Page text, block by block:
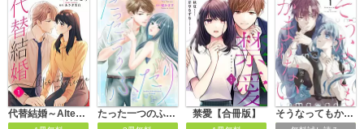
代替結婚～Alternative marriage～【合冊版】 たった一つのふたり 禁愛【合冊版】 そうなってもかまわない【合冊版】